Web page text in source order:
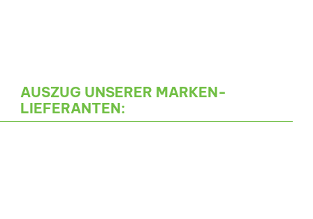
AUSZUG UNSERER MARKEN-
LIEFERANTEN: